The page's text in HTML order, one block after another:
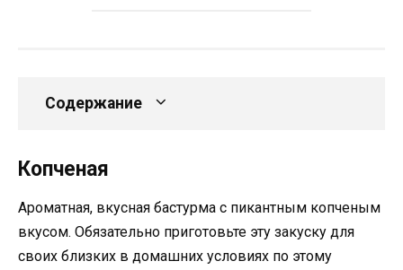
Содержание
Копченая
Ароматная, вкусная бастурма с пикантным копченым
вкусом. Обязательно приготовьте эту закуску для
своих близких в домашних условиях по этому